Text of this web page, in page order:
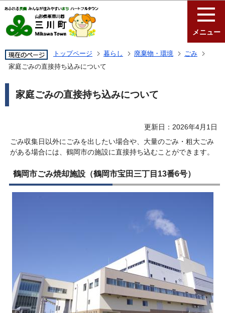
メニュー
トップページ 暮らし 廃棄物・環境
ごみ
家庭ごみの直接持ち込みについて
家庭ごみの直接持ち込みについて
更新日：2026年4月1日
ごみ収集日以外にごみを出したい場合や、大量のごみ・粗大ごみ
がある場合には、鶴岡市の施設に直接持ち込むことができます。
鶴岡市ごみ焼却施設（鶴岡市宝田三丁目13番6号）